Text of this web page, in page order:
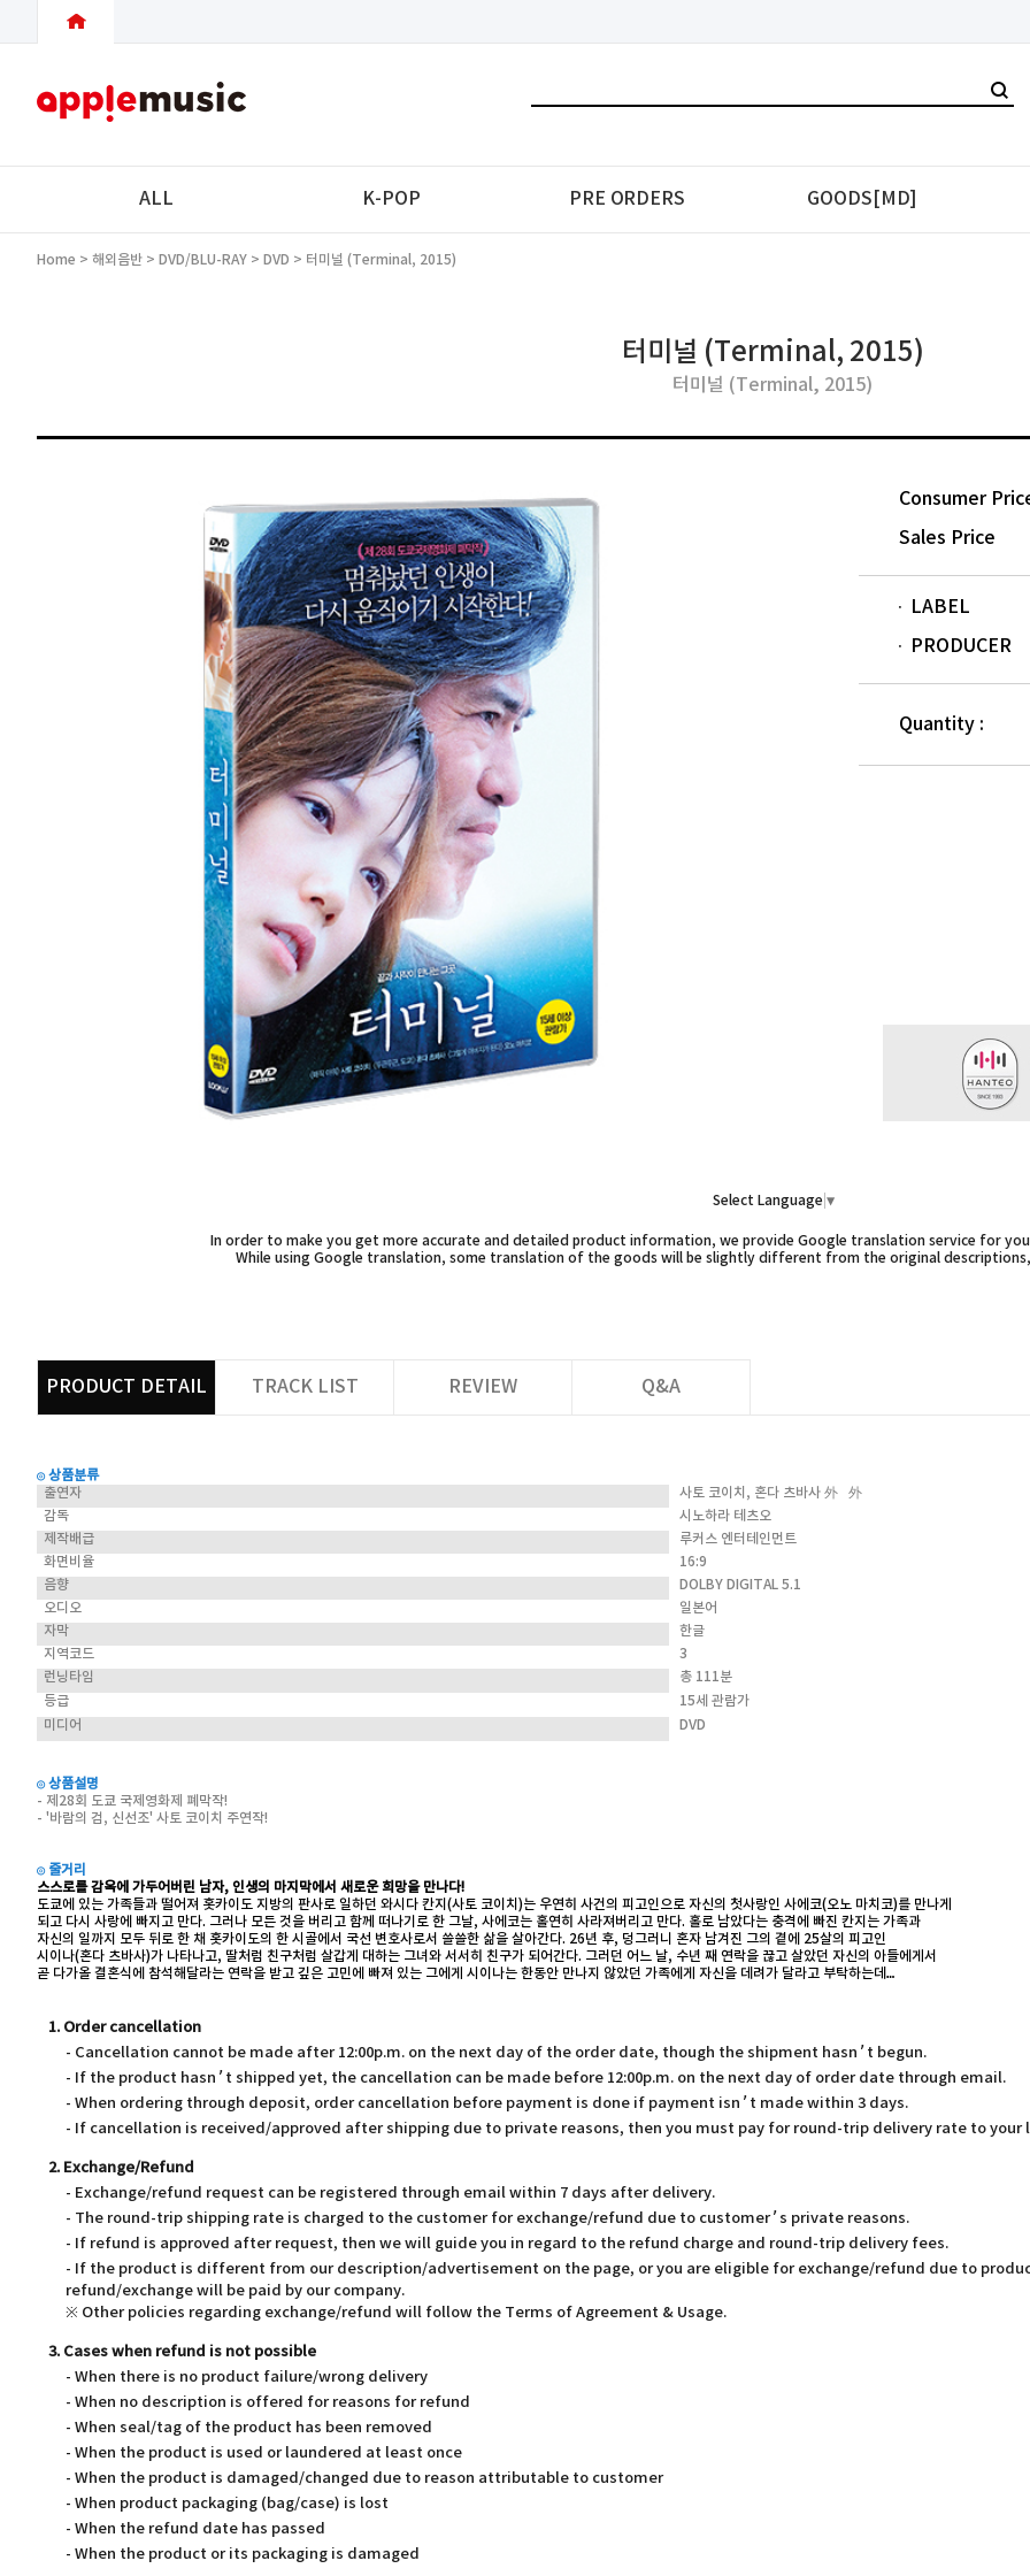
ALL K-POP PRE ORDERS GOODS[MD]
Home > 해외음반 > DVD/BLU-RAY > DVD > 터미널 (Terminal, 2015)
터미널 (Terminal, 2015)
터미널 (Terminal, 2015)
Consumer
Sales Price
LABEL
PRODUCER
Quantity :
Select Language ▼
In order to make you get more accurate and detailed product information, we provide Google translation service for
While using Google translation, some translation of the goods will be slightly different from the original
PRODUCT DETAIL TRACK LIST REVIEW Q&A
◎ 상품분류
출연자
사토 코이치, 혼다 츠바사 外 外
감독
시노하라 테츠오
제작배급
루커스 엔터테인먼트
화면비율
16:9
음향
DOLBY DIGITAL 5.1
오디오
일본어
자막
한글
지역코드
3
런닝타임
총 111분
등급
15세 관람가
미디어
DVD
◎ 상품설명
- 제28회 도쿄 국제영화제 폐막작!
- '바람의 검, 신선조' 사토 코이치 주연작!
◎ 줄거리
스스로를 감옥에 가두어버린 남자, 인생의 마지막에서 새로운 희망을 만나다!
도쿄에 있는 가족들과 떨어져 홋카이도 지방의 판사로 일하던 와시다 칸지(사토 코이치)는 우연히 사건의 피고인으로 자신의 첫사랑인 사에코(오노 마치코)를 만나게
되고 다시 사랑에 빠지고 만다. 그러나 모든 것을 버리고 함께 떠나기로 한 그날, 사에코는 홀연히 사라져버리고 만다. 홀로 남았다는 충격에 빠진 칸지는 가족과
자신의 일까지 모두 뒤로 한 채 홋카이도의 한 시골에서 국선 변호사로서 쓸쓸한 삶을 살아간다. 26년 후, 덩그러니 혼자 남겨진 그의 곁에 25살의 피고인
시이나(혼다 츠바사)가 나타나고, 딸처럼 친구처럼 살갑게 대하는 그녀와 서서히 친구가 되어간다. 그러던 어느 날, 수년 째 연락을 끊고 살았던 자신의 아들에게서
곧 다가올 결혼식에 참석해달라는 연락을 받고 깊은 고민에 빠져 있는 그에게 시이나는 한동안 만나지 않았던 가족에게 자신을 데려가 달라고 부탁하는데…
1. Order cancellation
- Cancellation cannot be made after 12:00p.m. on the next day of the order date, though the shipment hasn’t begun.
- If the product hasn’t shipped yet, the cancellation can be made before 12:00p.m. on the next day of order date through email.
- When ordering through deposit, order cancellation before payment is done if payment isn’t made within 3 days.
- If cancellation is received/approved after shipping due to private reasons, then you must pay for round-trip delivery rate to your
2. Exchange/Refund
- Exchange/refund request can be registered through email within 7 days after delivery.
- The round-trip shipping rate is charged to the customer for exchange/refund due to customer’s private reasons.
- If refund is approved after request, then we will guide you in regard to the refund charge and round-trip delivery fees.
- If the product is different from our description/advertisement on the page, or you are eligible for exchange/refund due to
refund/exchange will be paid by our company.
※ Other policies regarding exchange/refund will follow the Terms of Agreement & Usage.
3. Cases when refund is not possible
- When there is no product failure/wrong delivery
- When no description is offered for reasons for refund
- When seal/tag of the product has been removed
- When the product is used or laundered at least once
- When the product is damaged/changed due to reason attributable to customer
- When product packaging (bag/case) is lost
- When the refund date has passed
- When the product or its packaging is damaged